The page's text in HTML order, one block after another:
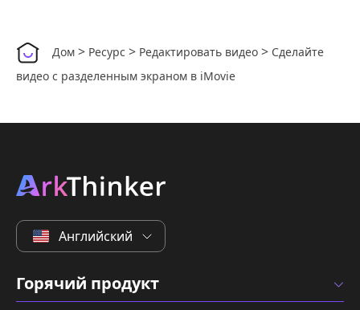
Дом > Ресурс > Редактировать видео > Сделайте
видео с разделенным экраном в iMovie
Английский
Горячий продукт